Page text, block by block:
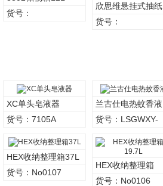
货号：
欣思维悬挂式抽纸
2388
货号：
XC单头皂液器
货号：7105A
兰古仕电热蚊香液
货号：LSGWXY-
HEX收纳整理箱37L
货号：No0107
HEX收纳整理箱
19.7L
货号：No0106